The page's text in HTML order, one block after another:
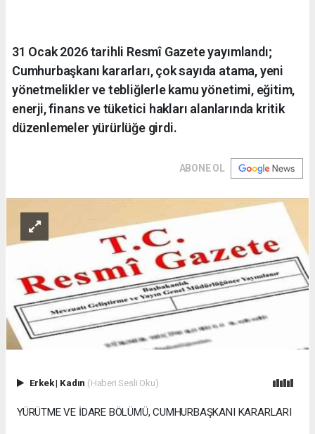
31 Ocak 2026 tarihli Resmî Gazete yayımlandı;
Cumhurbaşkanı kararları, çok sayıda atama, yeni
yönetmelikler ve tebliğlerle kamu yönetimi, eğitim,
enerji, finans ve tüketici hakları alanlarında kritik
düzenlemeler yürürlüğe girdi.
ABONE OL
Erkek| Kadın (Haberi Sesli Oku)
YÜRÜTME VE İDARE BÖLÜMÜ, CUMHURBAŞKANI KARARLARI